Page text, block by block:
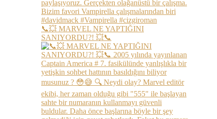
📞💥 MARVEL NE YAPTIĞINI
SANIYORDU?! 💥📞